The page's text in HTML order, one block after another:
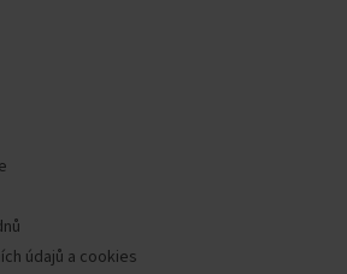
údajů a cookies